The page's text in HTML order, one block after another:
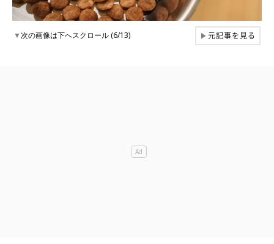
▼次の画像は下へスクロール (6/13) ▶元記事を見る